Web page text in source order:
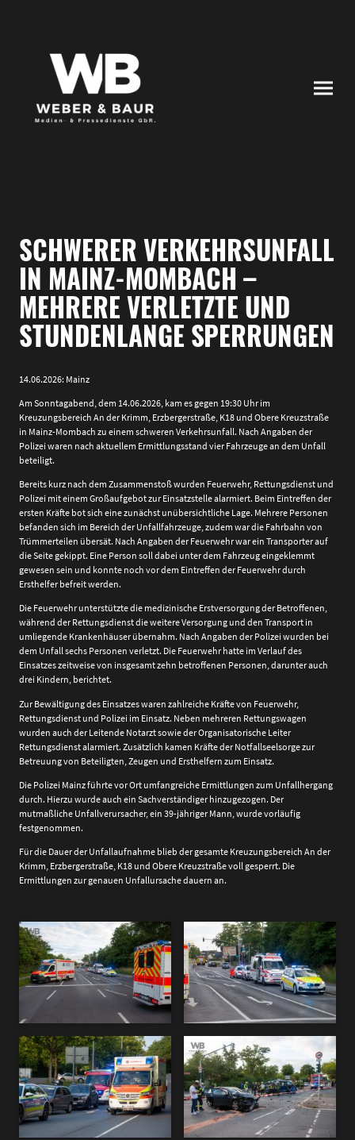
SCHWERER VERKEHRSUNFALL
IN MAINZ-MOMBACH –
MEHRERE VERLETZTE UND
STUNDENLANGE SPERRUNGEN
14.06.2026: Mainz
Am Sonntagabend, dem 14.06.2026, kam es gegen 19:30 Uhr im
Kreuzungsbereich An der Krimm, Erzbergerstraße, K18 und Obere Kreuzstraße
in Mainz-Mombach zu einem schweren Verkehrsunfall. Nach Angaben der
Polizei waren nach aktuellem Ermittlungsstand vier Fahrzeuge an dem Unfall
beteiligt.
Bereits kurz nach dem Zusammenstoß wurden Feuerwehr, Rettungsdienst und
Polizei mit einem Großaufgebot zur Einsatzstelle alarmiert. Beim Eintreffen der
ersten Kräfte bot sich eine zunächst unübersichtliche Lage. Mehrere Personen
befanden sich im Bereich der Unfallfahrzeuge, zudem war die Fahrbahn von
Trümmerteilen übersät. Nach Angaben der Feuerwehr war ein Transporter auf
die Seite gekippt. Eine Person soll dabei unter dem Fahrzeug eingeklemmt
gewesen sein und konnte noch vor dem Eintreffen der Feuerwehr durch
Ersthelfer befreit werden.
Die Feuerwehr unterstützte die medizinische Erstversorgung der Betroffenen,
während der Rettungsdienst die weitere Versorgung und den Transport in
umliegende Krankenhäuser übernahm. Nach Angaben der Polizei wurden bei
dem Unfall sechs Personen verletzt. Die Feuerwehr hatte im Verlauf des
Einsatzes zeitweise von insgesamt zehn betroffenen Personen, darunter auch
drei Kindern, berichtet.
Zur Bewältigung des Einsatzes waren zahlreiche Kräfte von Feuerwehr,
Rettungsdienst und Polizei im Einsatz. Neben mehreren Rettungswagen
wurden auch der Leitende Notarzt sowie der Organisatorische Leiter
Rettungsdienst alarmiert. Zusätzlich kamen Kräfte der Notfallseelsorge zur
Betreuung von Beteiligten, Zeugen und Ersthelfern zum Einsatz.
Die Polizei Mainz führte vor Ort umfangreiche Ermittlungen zum Unfallhergang
durch. Hierzu wurde auch ein Sachverständiger hinzugezogen. Der
mutmaßliche Unfallverursacher, ein 39-jähriger Mann, wurde vorläufig
festgenommen.
Für die Dauer der Unfallaufnahme blieb der gesamte Kreuzungsbereich An der
Krimm, Erzbergerstraße, K18 und Obere Kreuzstraße voll gesperrt. Die
Ermittlungen zur genauen Unfallursache dauern an.